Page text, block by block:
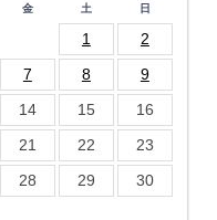
金 土 日
1
2
7 8
9
14 15
16
21 22
23
28 29
30